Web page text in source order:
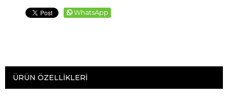
WhatsApp
ÜRÜN ÖZELLIKLERI